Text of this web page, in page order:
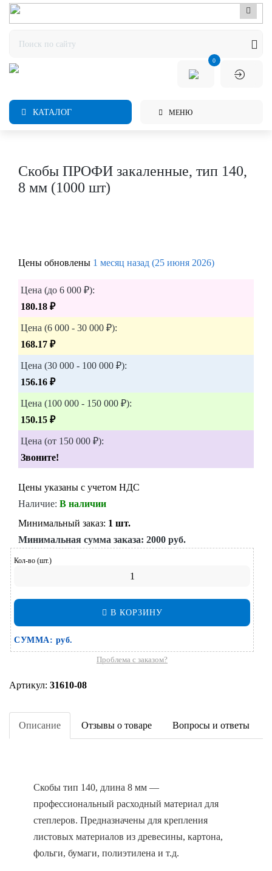
0
КАТАЛОГ МЕНЮ
Скобы ПРОФИ закаленные, тип 140,
8 мм (1000 шт)
Цены обновлены 1 месяц назад (25 июня 2026)
Цена (до 6 000 ₽):
180.18 ₽
Цена (6 000 - 30 000 ₽):
168.17 ₽
Цена (30 000 - 100 000 ₽):
156.16 ₽
Цена (100 000 - 150 000 ₽):
150.15 ₽
Цена (от 150 000 ₽):
Звоните!
Цены указаны с учетом НДС
Наличие: В наличии
Минимальный заказ: 1 шт.
Минимальная сумма заказа: 2000 руб.
Кол-во (шт.)
В КОРЗИНУ
СУММА: руб.
Проблема с заказом?
Артикул: 31610-08
Описание Отзывы о товаре Вопросы и ответы
Скобы тип 140, длина 8 мм —
профессиональный расходный материал для
степлеров. Предназначены для крепления
листовых материалов из древесины, картона,
фольги, бумаги, полиэтилена и т.д.